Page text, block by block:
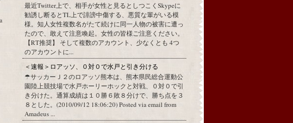
最近Twitter上で、相手が女性と見るとしつこくSkypeに
勧誘し断るとTL上で誹謗中傷する、悪質な輩がいる模
様。知人女性複数名がたて続けに同一人物の被害に遭っ
たので、敢えて注意喚起。女性の皆様ご注意ください。
【RT推奨】 そして複数のアカウント、少なくとも 4つ
のアカウントに...
＜速報＞ロアッソ、０対０で水戸と引き分ける
☂サッカーＪ２のロアッソ熊本は、熊本県民総合運動公
園陸上競技場で水戸ホーリーホックと対戦、０対０で引
き分けた。通算成績は１０勝６敗８分けで、勝ち点を３
８とした。(2010/09/12 18:06:20) Posted via email from
Amadeus ...